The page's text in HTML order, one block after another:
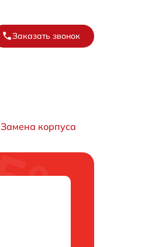
Заказать звонок
Замена корпуса